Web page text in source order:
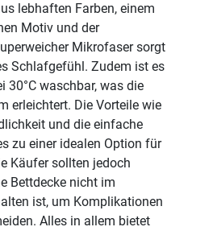
lebhaften Farben, einem
Motiv und der
Mikrofaser sorgt
Schlafgefühl. Zudem ist es
30°C waschbar, was die
erleichtert. Die Vorteile wie
und die einfache
zu einer idealen Option für
Käufer sollten jedoch
Bettdecke nicht im
ist, um Komplikationen
Alles in allem bietet